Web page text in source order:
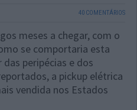
40 COMENTÁRIOS
meses a chegar, com o
se comportaria esta
peripécias e dos
a pickup elétrica
vendida nos Estados